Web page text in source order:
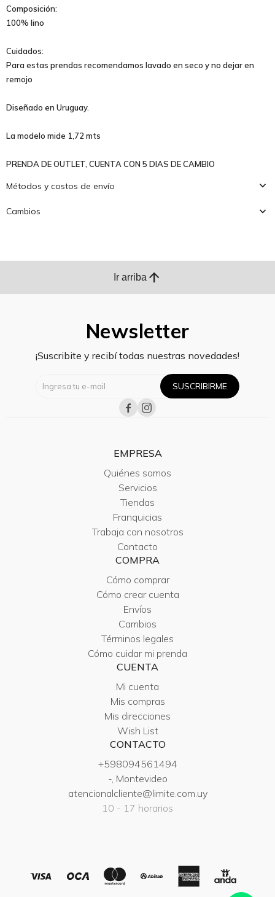
Composición:
100% lino
Cuidados:
Para estas prendas recomendamos lavado en seco y no dejar en
remojo
Diseñado en Uruguay.
La modelo mide 1,72 mts
PRENDA DE OUTLET, CUENTA CON 5 DIAS DE CAMBIO
Métodos y costos de envío
Cambios
Ir arriba arrow_upward
Newsletter
¡Suscribite y recibí todas nuestras novedades!
SUSCRIBIRME
 
EMPRESA
Quiénes somos
Servicios
Tiendas
Franquicias
Trabaja con nosotros
Contacto
COMPRA
Cómo comprar
Cómo crear cuenta
Envíos
Cambios
Términos legales
Cómo cuidar mi prenda
CUENTA
Mi cuenta
Mis compras
Mis direcciones
Wish List
CONTACTO
+598094561494
-, Montevideo
atencionalcliente@limite.com.uy
10 - 17 horarios